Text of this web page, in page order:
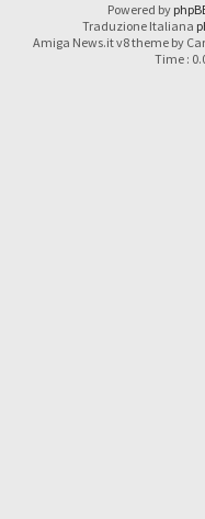
Powered by
Traduzione Italiana
Amiga News.it v8 theme by
Time :